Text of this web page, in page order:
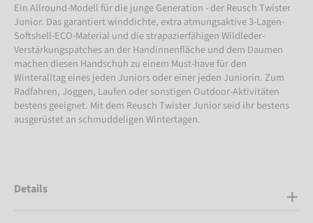
Ein Allround-Modell für die junge Generation - der Reusch Twister
Junior. Das garantiert winddichte, extra atmungsaktive 3-Lagen-
Softshell-ECO-Material und die strapazierfähigen Wildleder-
Verstärkungspatches an der Handinnenfläche und dem Daumen
machen diesen Handschuh zu einem Must-have für den
Winteralltag eines jeden Juniors oder einer jeden Juniorin. Zum
Radfahren, Joggen, Laufen oder sonstigen Outdoor-Aktivitäten
bestens geeignet. Mit dem Reusch Twister Junior seid ihr bestens
ausgerüstet an schmuddeligen Wintertagen.
Details